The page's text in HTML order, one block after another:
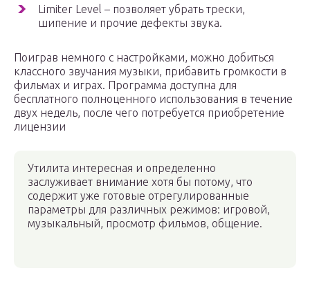
Limiter Level – позволяет убрать трески,
шипение и прочие дефекты звука.
Поиграв немного с настройками, можно добиться
классного звучания музыки, прибавить громкости в
фильмах и играх. Программа доступна для
бесплатного полноценного использования в течение
двух недель, после чего потребуется приобретение
лицензии
Утилита интересная и определенно
заслуживает внимание хотя бы потому, что
содержит уже готовые отрегулированные
параметры для различных режимов: игровой,
музыкальный, просмотр фильмов, общение.